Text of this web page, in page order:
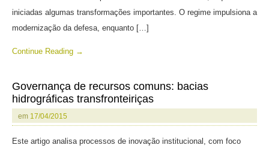
iniciadas algumas transformações importantes. O regime impulsiona a
modernização da defesa, enquanto […]
Continue Reading →
Governança de recursos comuns: bacias
hidrográficas transfronteiriças
em 17/04/2015
Este artigo analisa processos de inovação institucional, com foco